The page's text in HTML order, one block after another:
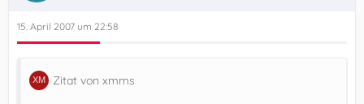
15. April 2007 um 22:58
Zitat von xmms